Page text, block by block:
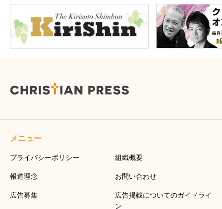
メニュー
プライバシーポリシー 組織概要
報道理念 お問い合わせ
広告募集
広告掲載についてのガイドライ
ン